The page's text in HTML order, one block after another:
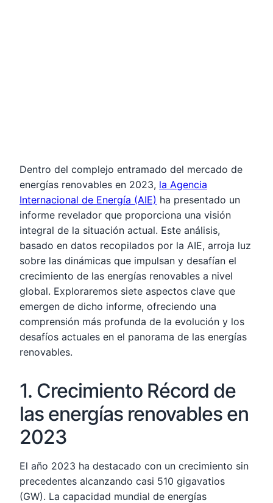
Dentro del complejo entramado del mercado de
energías renovables en 2023, la Agencia
Internacional de Energía (AIE) ha presentado un
informe revelador que proporciona una visión
integral de la situación actual. Este análisis,
basado en datos recopilados por la AIE, arroja luz
sobre las dinámicas que impulsan y desafían el
crecimiento de las energías renovables a nivel
global. Exploraremos siete aspectos clave que
emergen de dicho informe, ofreciendo una
comprensión más profunda de la evolución y los
desafíos actuales en el panorama de las energías
renovables.
1. Crecimiento Récord de
las energías renovables en
2023
El año 2023 ha destacado con un crecimiento sin
precedentes alcanzando casi 510 gigavatios
(GW). La capacidad mundial de energías